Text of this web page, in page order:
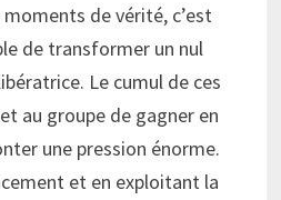
de vérité, c’est
de transformer un nul
Le cumul de ces
au groupe de gagner en
une pression énorme.
et en exploitant la